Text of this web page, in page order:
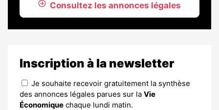
Consultez les annonces légales
Inscription à la newsletter
Je souhaite recevoir gratuitement la synthèse
des annonces légales parues sur la Vie
Économique chaque lundi matin.